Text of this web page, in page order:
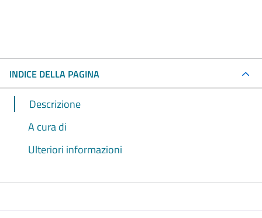
INDICE DELLA PAGINA
Descrizione
A cura di
Ulteriori informazioni